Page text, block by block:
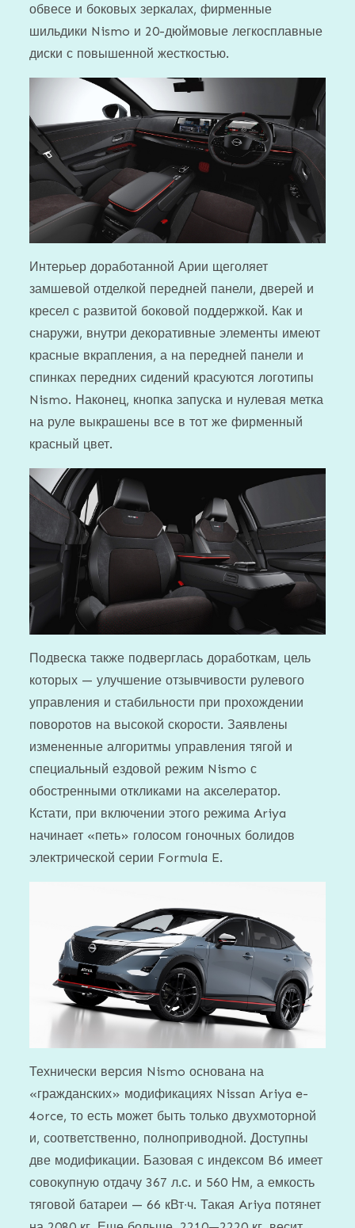
обвесе и боковых зеркалах, фирменные
шильдики Nismo и 20-дюймовые легкосплавные
диски с повышенной жесткостью.
Интерьер доработанной Арии щеголяет
замшевой отделкой передней панели, дверей и
кресел с развитой боковой поддержкой. Как и
снаружи, внутри декоративные элементы имеют
красные вкрапления, а на передней панели и
спинках передних сидений красуются логотипы
Nismo. Наконец, кнопка запуска и нулевая метка
на руле выкрашены все в тот же фирменный
красный цвет.
Подвеска также подверглась доработкам, цель
которых — улучшение отзывчивости рулевого
управления и стабильности при прохождении
поворотов на высокой скорости. Заявлены
измененные алгоритмы управления тягой и
специальный ездовой режим Nismo с
обостренными откликами на акселератор.
Кстати, при включении этого режима Ariya
начинает «петь» голосом гоночных болидов
электрической серии Formula E.
Технически версия Nismo основана на
«гражданских» модификациях Nissan Ariya e-
4orce, то есть может быть только двухмоторной
и, соответственно, полноприводной. Доступны
две модификации. Базовая с индексом B6 имеет
совокупную отдачу 367 л.с. и 560 Нм, а емкость
тяговой батареи — 66 кВт∙ч. Такая Ariya потянет